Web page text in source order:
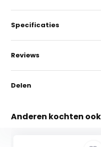
Specificaties
Reviews
Delen
Anderen kochten ook